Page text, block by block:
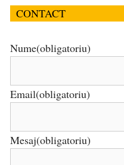
CONTACT
Nume(obligatoriu)
Email(obligatoriu)
Mesaj(obligatoriu)